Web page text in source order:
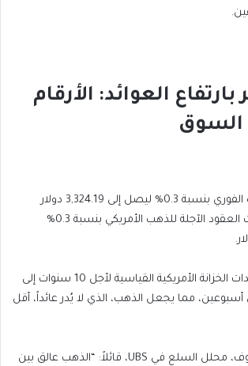
بارتفاع العوائد: الأرقام
انخفض سعر الذهب الفوري بنسبة 0.3% ليصل إلى 3,324.19 دولار
للأونصة. كما تراجعت العقود الآجلة للذهب الأمريكي بنسبة 0.3%
وارتفعت عائدات سندات الخزانة الأمريكية القياسية لأجل 10 سنوات إلى
مما يجعل الذهب، الذي لا يُدر عائداً، أقل
وعلق جيوفاني ستونوف، محلل السلع في UBS، قائلاً: “الذهب عالق بين